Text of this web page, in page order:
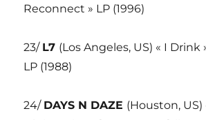
Reconnect » LP (1996)
23/ L7 (Los Angeles, US) « I Drink
LP (1988)
24/ DAYS N DAZE (Houston,